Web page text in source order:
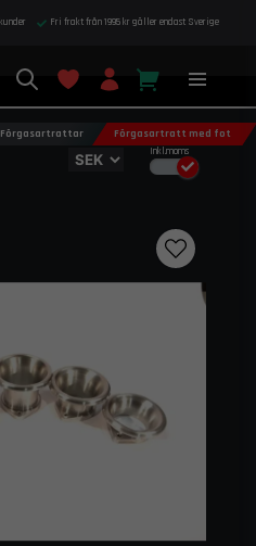
Fri frakt från 1995 kr gäller endast Sverige
Inkl.moms
Förgasartrattar Förgasartratt med fot